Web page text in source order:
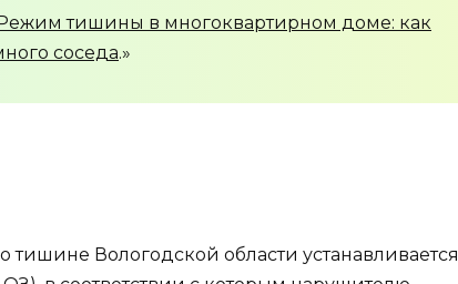
Режим тишины в многоквартирном доме: как
соседа.»
тишине Вологодской области устанавливается